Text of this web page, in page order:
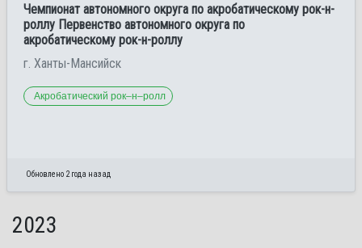
Чемпионат автономного округа по акробатическому рок-н-
роллу Первенство автономного округа по
акробатическому рок-н-роллу
г. Ханты-Мансийск
Акробатический рок–н–ролл
Обновлено 2 года назад
2023